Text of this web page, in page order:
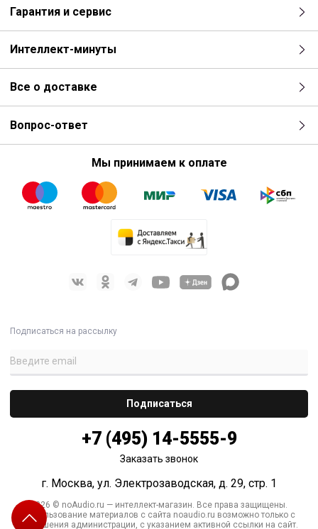
Гарантия и сервис
Интеллект-минуты
Все о доставке
Вопрос-ответ
Мы принимаем к оплате
Подписаться на рассылку
+7 (495) 14-5555-9
Заказать звонок
г. Москва, ул. Электрозаводская, д. 29, стр. 1
2026 © noAudio.ru — интеллект-магазин. Все права защищены.
Использование материалов с сайта noaudio.ru возможно только с
разрешения администрации, с указанием активной ссылки на сайт.